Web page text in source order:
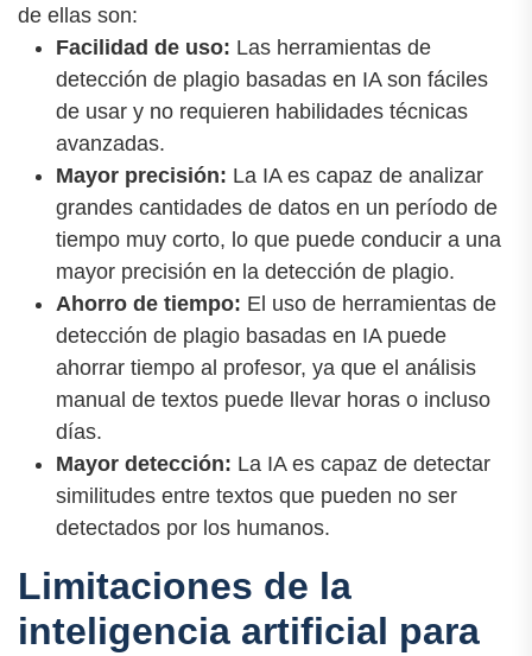
de ellas son:
Facilidad de uso: Las herramientas de
detección de plagio basadas en IA son fáciles
de usar y no requieren habilidades técnicas
avanzadas.
Mayor precisión: La IA es capaz de analizar
grandes cantidades de datos en un período de
tiempo muy corto, lo que puede conducir a una
mayor precisión en la detección de plagio.
Ahorro de tiempo: El uso de herramientas de
detección de plagio basadas en IA puede
ahorrar tiempo al profesor, ya que el análisis
manual de textos puede llevar horas o incluso
días.
Mayor detección: La IA es capaz de detectar
similitudes entre textos que pueden no ser
detectados por los humanos.
Limitaciones de la
inteligencia artificial para